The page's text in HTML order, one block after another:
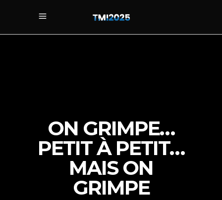
ON GRIMPE…
PETIT À PETIT…
MAIS ON
GRIMPE